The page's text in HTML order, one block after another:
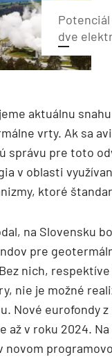
dve
aktuálnu
vrty. Ak sa
správu pre toto
v oblasti
ktoré
na Slovensku
pre
nich,
nie je možné
Nové eurofondy
až v roku 2024.
novom